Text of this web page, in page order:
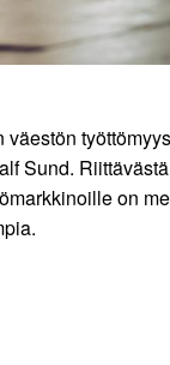
Sund.
on